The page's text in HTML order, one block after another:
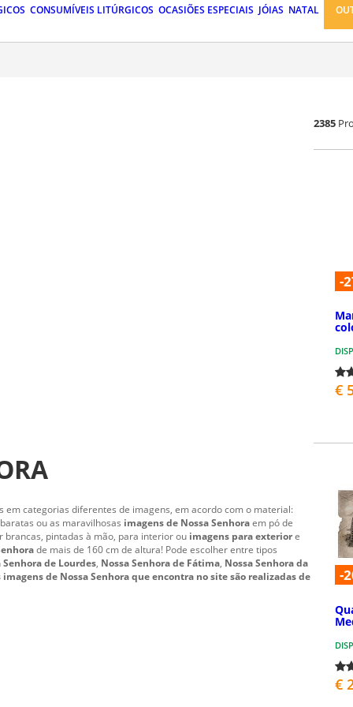
CONSUMÍVEIS LITÚRGICOS OCASIÕES ESPECIAIS JÓIAS NATAL
em categorias diferentes de imagens, em acordo com o material:
ou as maravilhosas imagens de Nossa Senhoraem pó de
brancas, pintadas à mão, para interior ou imagens para exteriore
de mais de 160 cm de altura! Pode escolher entre tipos
Senhora de Lourdes, Nossa Senhora de Fátima, Nossa Senhora da
imagens de Nossa Senhoraque encontra no site são realizadas de
2385
-
€
-
€